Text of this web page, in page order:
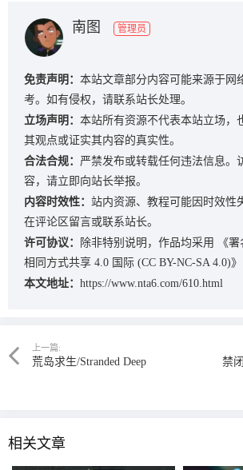
南图 管理员
免责声明： 本站文章部分内容可能来源于网
考。如有侵权，请联系站长处理。
立场声明： 本站所有资源不代表本站立场，
其观点或证实其内容的真实性。
合法合规： 严禁发布或转载任何违法信息。
容，请立即向站长举报。
内容时效性： 站内资源、教程可能因时效性
在评论区留言或联系站长。
许可协议：
除非特别说明，作品均采用
《
相同方式共享 4.0 国际 (CC BY-NC-SA 4.0)》
本文地址： https://www.nta6.com/610.html
上一篇:
荒岛求生/Stranded Deep
禁
相关文章